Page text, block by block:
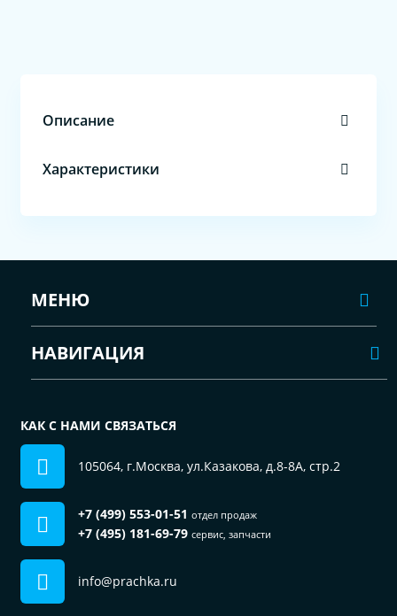
Описание
Характеристики
МЕНЮ
НАВИГАЦИЯ
КАК С НАМИ СВЯЗАТЬСЯ
105064, г.Москва, ул.Казакова, д.8-8А, стр.2
+7 (499) 553-01-51 отдел продаж
+7 (495) 181-69-79 сервис, запчасти
info@prachka.ru